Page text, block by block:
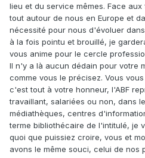
lieu et du service mêmes. Face
tout autour de nous en Europe et
nécessité pour nous d'évoluer
à la fois pointu et brouillé, je
vous anime pour le cercle
Il n'y a là aucun dédain pour votre
comme vous le précisez. Vous
c'est tout à votre honneur, l'ABF
travaillant, salariées ou non, dans
médiathèques, centres
terme bibliothécaire de l'intitulé, je
quoi que puissiez croire, vous et
avons le même souci, celui de nos